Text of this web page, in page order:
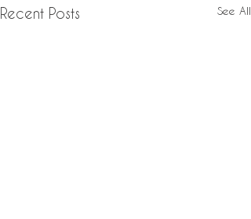
Recent Posts See All